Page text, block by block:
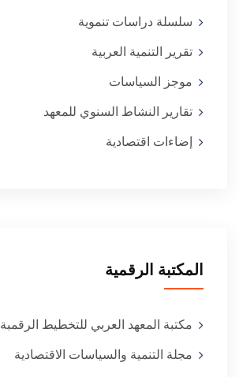
سلسلة دراسات تنموية
تقرير التنمية العربية
موجز السياسات
تقارير النشاط السنوي للمعهد
إضاءات اقتصادية
المكتبة الرقمية
مكتبة المعهد العربي للتخطيط الرقمبة
مجلة التنمية والسياسات الاقتصادية